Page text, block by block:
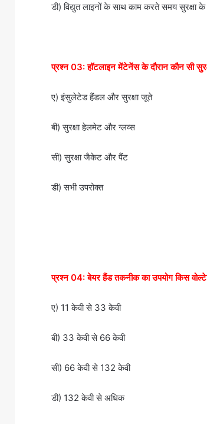
डी) विद्युत लाइनों के साथ काम करते समय सुरक्षा के
प्रश्न 03: हॉटलाइन मेंटेनेंस के दौरान कौन सी
ए) इंसुलेटेड हैंडल और सुरक्षा जूते
बी) सुरक्षा हेलमेट और ग्लव्स
सी) सुरक्षा जैकेट और पैंट
डी) सभी उपरोक्त
प्रश्न 04: बेयर हैंड तकनीक का उपयोग किस
ए) 11 केवी से 33 केवी
बी) 33 केवी से 66 केवी
सी) 66 केवी से 132 केवी
डी) 132 केवी से अधिक